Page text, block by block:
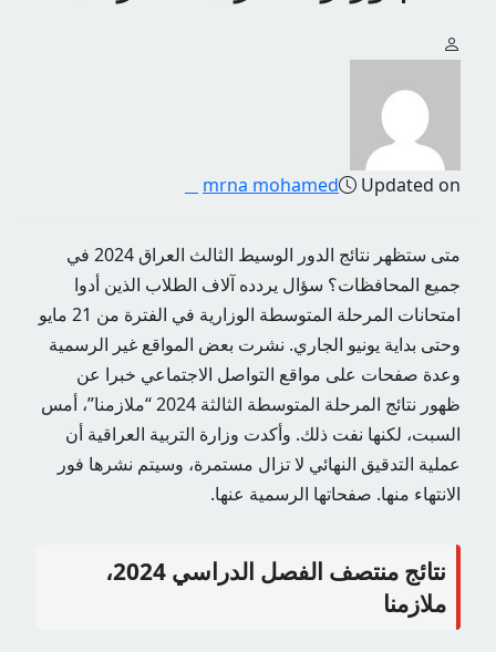
mrna mohamed Updated on
متى ستظهر نتائج الدور الوسيط الثالث العراق 2024 في
جميع المحافظات؟ سؤال يردده آلاف الطلاب الذين أدوا
امتحانات المرحلة المتوسطة الوزارية في الفترة من 21 مايو
وحتى بداية يونيو الجاري. نشرت بعض المواقع غير الرسمية
وعدة صفحات على مواقع التواصل الاجتماعي خبرا عن
ظهور نتائج المرحلة المتوسطة الثالثة 2024 “ملازمنا”، أمس
السبت، لكنها نفت ذلك. وأكدت وزارة التربية العراقية أن
عملية التدقيق النهائي لا تزال مستمرة، وسيتم نشرها فور
الانتهاء منها. صفحاتها الرسمية عنها.
نتائج منتصف الفصل الدراسي 2024،
ملازمنا